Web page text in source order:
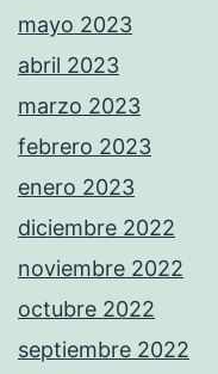
mayo 2023
abril 2023
marzo 2023
febrero 2023
enero 2023
diciembre 2022
noviembre 2022
octubre 2022
septiembre 2022